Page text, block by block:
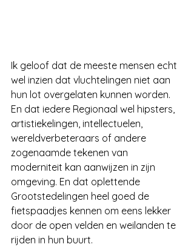
Ik geloof dat de meeste mensen echt
wel inzien dat vluchtelingen niet aan
hun lot overgelaten kunnen worden.
En dat iedere Regionaal wel hipsters,
artistiekelingen, intellectuelen,
wereldverbeteraars of andere
zogenaamde tekenen van
moderniteit kan aanwijzen in zijn
omgeving. En dat oplettende
Grootstedelingen heel goed de
fietspaadjes kennen om eens lekker
door de open velden en weilanden te
rijden in hun buurt.